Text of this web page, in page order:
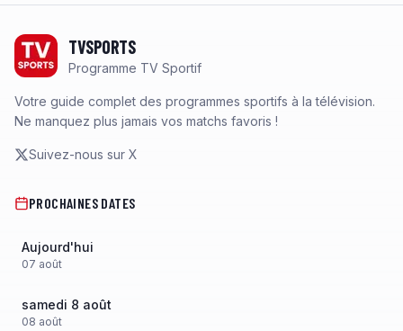
TVSPORTS
Programme TV Sportif
Votre guide complet des programmes sportifs à la télévision.
Ne manquez plus jamais vos matchs favoris !
Suivez-nous sur X
PROCHAINES DATES
Aujourd'hui
07 août
samedi 8 août
08 août